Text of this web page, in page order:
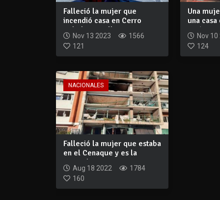
Falleció la mujer que
incendió casa en Cerro
Pelado con ella...
Nov 13 2023
1566
121
Una
una
está en...
Nov 10
124
NACIONALES
Falleció la mujer que estaba
en el Cenaque y es la
segunda v...
Aug 18 2022
1784
160